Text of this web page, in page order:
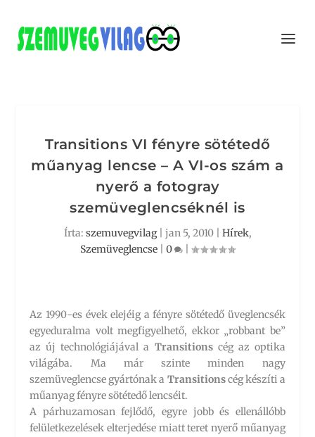
Transitions VI fényre sötétedő
műanyag lencse – A VI-os szám a
nyerő a fotogray
szemüveglencséknél is
Írta: szemuvegvilag| jan 5, 2010| Hírek,
Szemüveglencse
0
Az 1990-es évek elejéig a fényre sötétedő üveglencsék
egyeduralma volt megfigyelhető, ekkor „robbant be”
az új technológiájával a Transitionscég az optika
világába. Ma már szinte minden nagy
szemüveglencse gyártónak a Transitionscég készíti a
műanyag fényre sötétedő lencséit.
A párhuzamosan fejlődő, egyre jobb és ellenállóbb
felületkezelések elterjedése miatt teret nyerő műanyag